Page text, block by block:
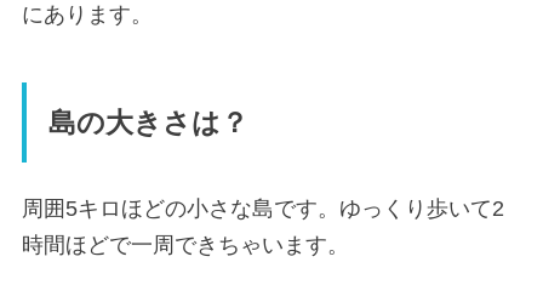
にあります。
島の大きさは？
周囲5キロほどの小さな島です。ゆっくり歩いて2
時間ほどで一周できちゃいます。